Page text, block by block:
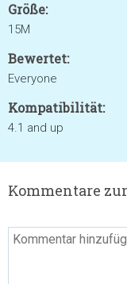
Größe:
15M
Bewertet:
Everyone
Kompatibilität:
4.1 and up
Kommentare